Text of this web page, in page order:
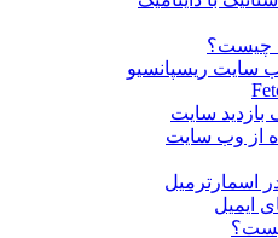
چیست؟
سايت ريسپانسيو
بازدید سایت
از وب سايت
اسمارترمیل
ایمیل